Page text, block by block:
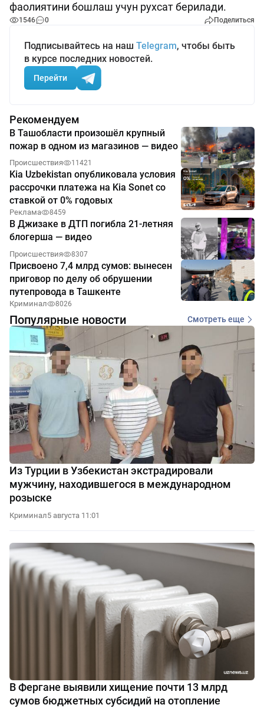
фаолиятини бошлаш учун рухсат берилади.
1546 0 Поделиться
Подписывайтесь на наш Telegram, чтобы быть
в курсе последних новостей.
Перейти
Рекомендуем
В Ташобласти произошёл крупный
пожар в одном из магазинов — видео
Происшествия 11421
Kia Uzbekistan опубликовала условия
рассрочки платежа на Kia Sonet со
ставкой от 0% годовых
Реклама 8459
В Джизаке в ДТП погибла 21-летняя
блогерша — видео
Происшествия 8307
Присвоено 7,4 млрд сумов: вынесен
приговор по делу об обрушении
путепровода в Ташкенте
Криминал 8026
Популярные новости Смотреть еще
Из Турции в Узбекистан экстрадировали
мужчину, находившегося в международном
розыске
Криминал5 августа 11:01
В Фергане выявили хищение почти 13 млрд
сумов бюджетных субсидий на отопление